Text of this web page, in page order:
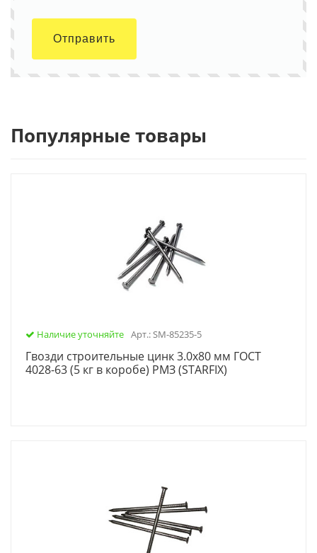
Отправить
Популярные товары
Наличие уточняйте Арт.: SM-85235-5
Гвозди строительные цинк 3.0х80 мм ГОСТ
4028-63 (5 кг в коробе) РМЗ (STARFIX)